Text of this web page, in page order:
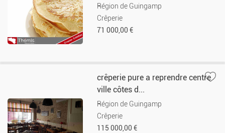
Région de Guingamp
Crêperie
71 000,00 €
crêperie pure a reprendre centre
ville côtes d...
Région de Guingamp
Crêperie
115 000,00 €